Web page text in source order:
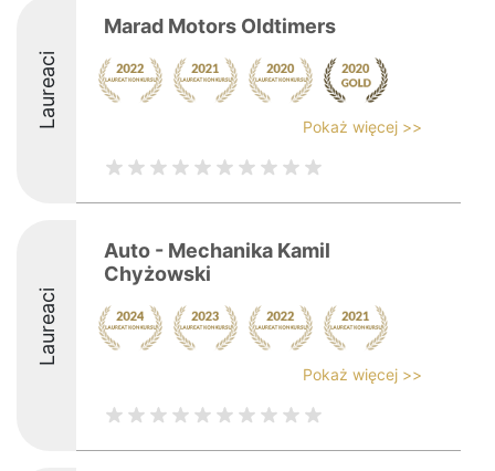
Laureaci
Marad Motors Oldtimers
Pokaż więcej >>
Laureaci
Auto - Mechanika Kamil
Chyżowski
Pokaż więcej >>